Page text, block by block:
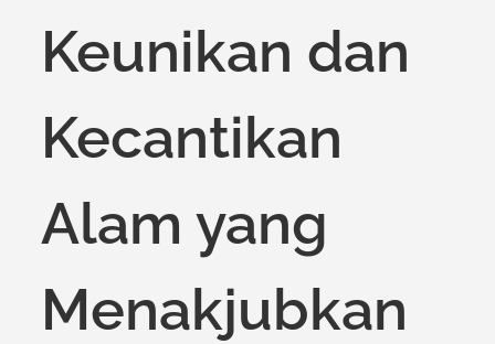
Keunikan dan
Kecantikan
Alam yang
Menakjubkan